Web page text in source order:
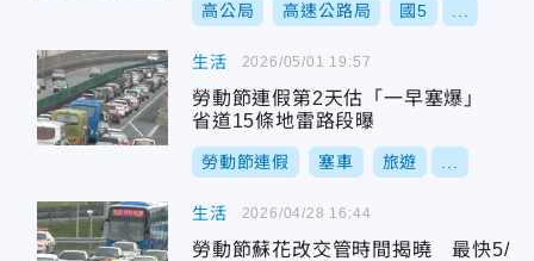
高公局 高速公路局 國5
生活
勞動節連假第2天估「一早塞爆」
省道15條地雷路段曝
勞動節連假 塞車 旅遊
2026/05/01 19:57
生活
勞動節蘇花改交管時間揭曉 最快5/
2026/04/28 16:44